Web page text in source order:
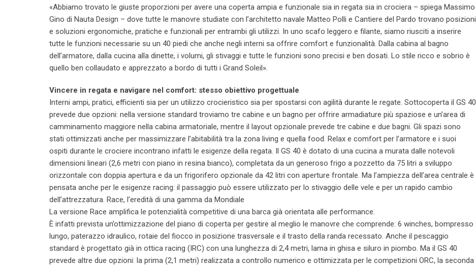
«Abbiamo trovato le giuste proporzioni per avere una coperta ampia e funzionale sia in regata sia in crociera – spiega Massimo
Gino di Nauta Design – dove tutte le manovre studiate con l’architetto navale Matteo Polli e Cantiere del Pardo trovano posizioni
e soluzioni ergonomiche, pratiche e funzionali per entrambi gli utilizzi. In uno scafo leggero e filante, siamo riusciti a inserire
tutte le funzioni necessarie su un 40 piedi che anche negli interni sa offrire comfort e funzionalità. Dalla cabina al bagno
dell’armatore, dalla cucina alla dinette, i volumi, gli stivaggi e tutte le funzioni sono precisi e ben dosati. Lo stile ricco e sobrio è
quello ben collaudato e apprezzato a bordo di tutti i Grand Soleil».
Vincere in regata e navigare nel comfort: stesso obiettivo progettuale
Interni ampi, pratici, efficienti sia per un utilizzo crocieristico sia per spostarsi con agilità durante le regate. Sottocoperta il GS 40
prevede due opzioni: nella versione standard troviamo tre cabine e un bagno per offrire armadiature più spaziose e un’area di
camminamento maggiore nella cabina armatoriale, mentre il layout opzionale prevede tre cabine e due bagni. Gli spazi sono
stati ottimizzati anche per massimizzare l’abitabilità tra la zona living e quella food. Relax e comfort per l’armatore e i suoi
ospiti durante le crociere incontrano infatti le esigenze della regata. Il GS 40 è dotato di una cucina a murata dalle notevoli
dimensioni lineari (2,6 metri con piano in resina bianco), completata da un generoso frigo a pozzetto da 75 litri a sviluppo
orizzontale con doppia apertura e da un frigorifero opzionale da 42 litri con aperture frontale. Ma l’ampiezza dell’area centrale è
pensata anche per le esigenze racing: il passaggio può essere utilizzato per lo stivaggio delle vele e per un rapido cambio
dell’attrezzatura. Race, l’eredità di una gamma da Mondiale
La versione Race amplifica le potenzialità competitive di una barca già orientata alle performance.
È infatti prevista un’ottimizzazione del piano di coperta per gestire al meglio le manovre che comprende: 6 winches, bompresso
lungo, paterazzo idraulico, rotaie del fiocco in posizione trasversale e il trasto della randa recessato. Anche il pescaggio
standard è progettato già in ottica racing (IRC) con una lunghezza di 2,4 metri, lama in ghisa e siluro in piombo. Ma il GS 40
prevede altre due opzioni: la prima (2,1 metri) realizzata a controllo numerico e ottimizzata per le competizioni ORC, la seconda